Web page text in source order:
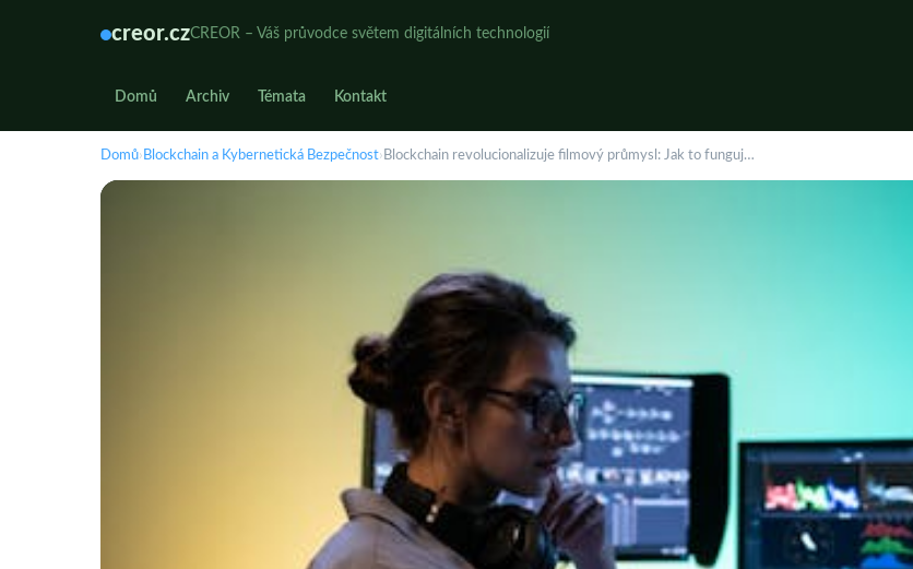
creor.czCREOR – Váš průvodce světem digitálních technologií
Domů Archiv Témata Kontakt
Domů› Blockchain a Kybernetická Bezpečnost› Blockchain revolucionalizuje filmový průmysl: Jak to funguj…